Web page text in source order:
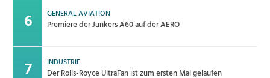
GENERAL AVIATION
Premiere der Junkers A60 auf der AERO
INDUSTRIE
Der Rolls-Royce UltraFan ist zum ersten Mal gelaufen